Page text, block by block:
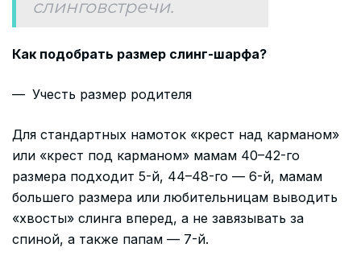
слинговстречи.
Как подобрать размер слинг-шарфа?
Учесть размер родителя
Для стандартных намоток «крест над карманом»
или «крест под карманом» мамам 40–42-го
размера подходит 5-й, 44–48-го — 6-й, мамам
большего размера или любительницам выводить
«хвосты» слинга вперед, а не завязывать за
спиной, а также папам — 7-й.